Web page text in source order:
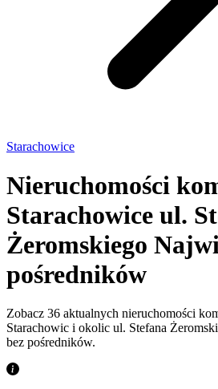
Starachowice
Nieruchomości
Starachowice ul.
Żeromskiego
pośredników
Zobacz 36 aktualnych nieruchomości
Starachowic i okolic ul. Stefana
bez pośredników.